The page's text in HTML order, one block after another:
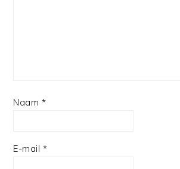
Naam *
E-mail *